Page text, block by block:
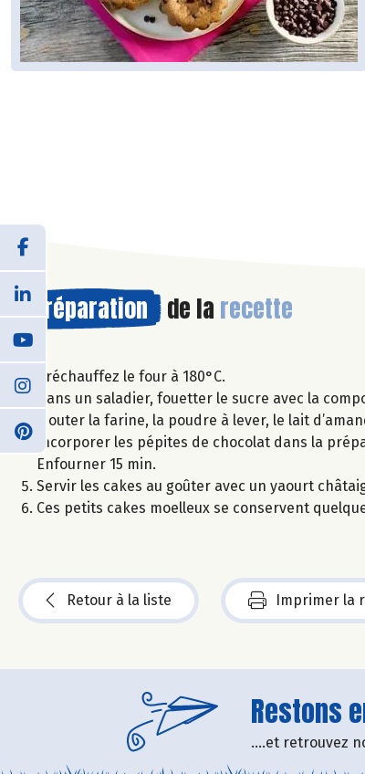
Préparation de la recette
Préchauffez le four à 180°C.
Dans un saladier, fouetter le sucre avec la
Ajouter la farine, la poudre à lever, le lait
Incorporer les pépites de chocolat dans la
Enfourner 15 min.
Servir les cakes au goûter avec un yaourt
Ces petits cakes moelleux se conservent
Retour à la liste Imprimer la
Restons
....et retrouvez